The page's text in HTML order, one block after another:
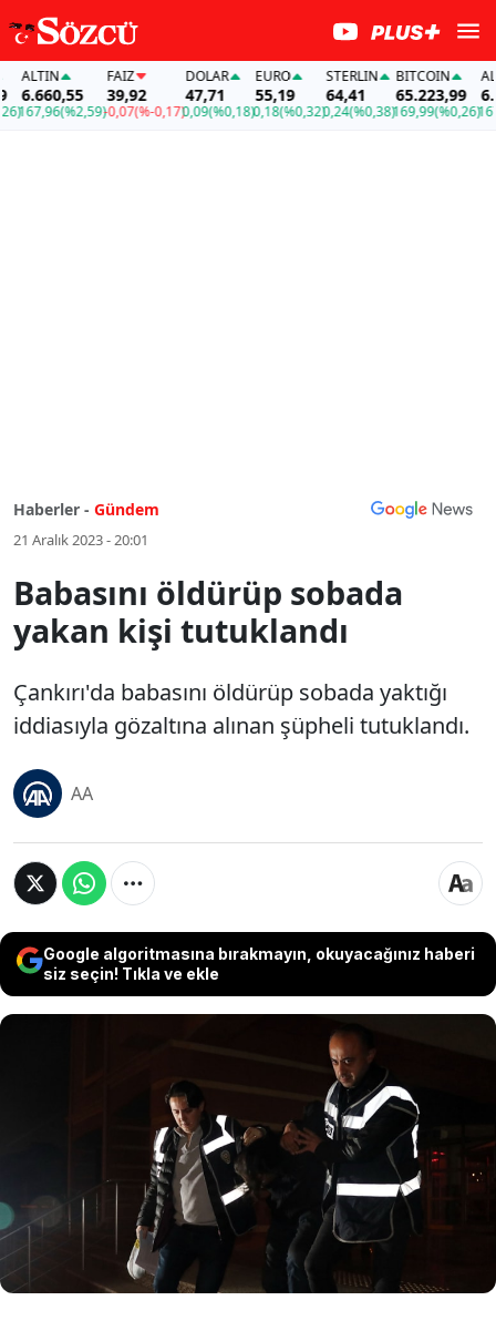
(%2,59)
FAİZ
39,92
-0,07(%-0,17)
DOLAR
47,71
0,09(%0,18)
EURO
55,19
0,18(%0,32)
STERLIN
64,41
0,24(%0,38)
BITCOIN
65.223,99
169,99(%0,26)
ALTIN
Haberler - Gündem
21 Aralık 2023 - 20:01
Babasını öldürüp sobada
yakan kişi tutuklandı
Çankırı'da babasını öldürüp sobada yaktığı
iddiasıyla gözaltına alınan şüpheli tutuklandı.
AA
Google algoritmasına bırakmayın, okuyacağınız haberi
siz seçin! Tıkla ve ekle
Çankırı'da babasını öldürüp
sobada yaktığı iddiasıyla gözaltına
alınan şüpheli tutuklandı.